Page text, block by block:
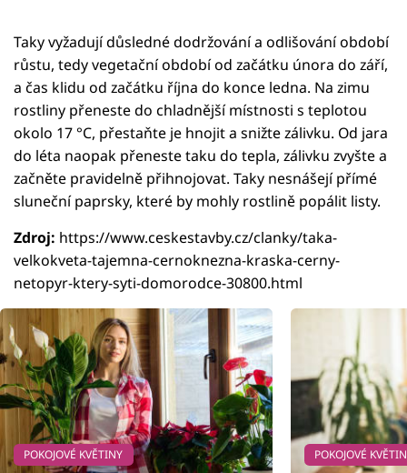
Taky vyžadují důsledné dodržování a odlišování období
růstu, tedy vegetační období od začátku února do září,
a čas klidu od začátku října do konce ledna. Na zimu
rostliny přeneste do chladnější místnosti s teplotou
okolo 17 °C, přestaňte je hnojit a snižte zálivku. Od jara
do léta naopak přeneste taku do tepla, zálivku zvyšte a
začněte pravidelně přihnojovat. Taky nesnášejí přímé
sluneční paprsky, které by mohly rostlině popálit listy.
Zdroj: https://www.ceskestavby.cz/clanky/taka-
velkokveta-tajemna-cernoknezna-kraska-cerny-
netopyr-ktery-syti-domorodce-30800.html
POKOJOVÉ KVĚTINY POKOJOVÉ